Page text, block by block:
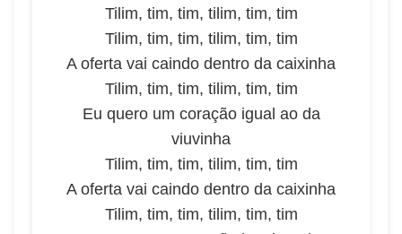
Tilim, tim, tim, tilim, tim, tim
Tilim, tim, tim, tilim, tim, tim
A oferta vai caindo dentro da caixinha
Tilim, tim, tim, tilim, tim, tim
Eu quero um coração igual ao da
viuvinha
Tilim, tim, tim, tilim, tim, tim
A oferta vai caindo dentro da caixinha
Tilim, tim, tim, tilim, tim, tim